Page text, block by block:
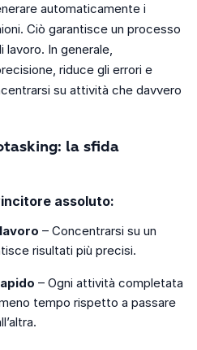
automaticamente i
Ciò garantisce un processo
lavoro. In generale,
riduce gli errori e
su attività che davvero
la sfida
assoluto:
– Concentrarsi su un
risultati più precisi.
– Ogni attività completata
tempo rispetto a passare